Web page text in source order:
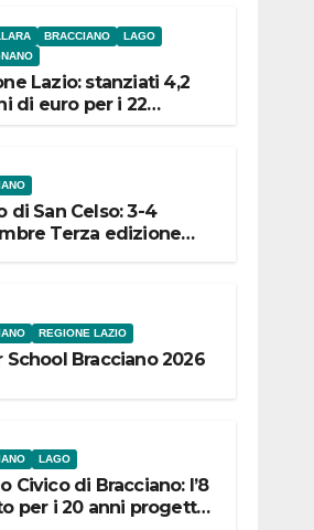
BRACCIANO
LAGO
Lazio: stanziati 4,2
di euro per i 22
di San Celso: 3-4
Terza edizione
REGIONE LAZIO
School Bracciano 2026
LAGO
Civico di Bracciano: l’8
per i 20 anni progetto